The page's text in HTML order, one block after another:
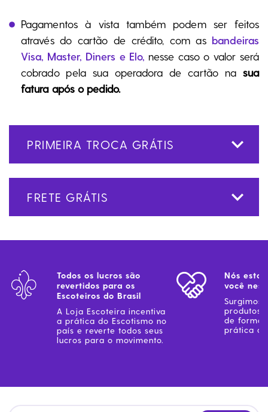
Pagamentos à vista também podem ser feitos
através do cartão de crédito, com as bandeiras
Visa, Master, Diners e Elo, nesse caso o valor será
cobrado pela sua operadora de cartão na sua
fatura após o pedido.
PRIMEIRA TROCA GRÁTIS
FRETE GRÁTIS
Todos os lucros são
revertidos para os
Escoteiros do Brasil
A Loja Escoteira incentiva
a prática do Escotismo no
país e reverte todos seus
lucros para o movimento.
Nós
você
Surgimos
produtos
de forma
prática